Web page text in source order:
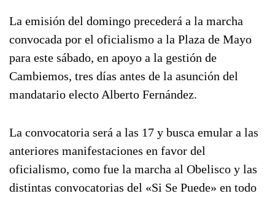
La emisión del domingo precederá a la marcha
convocada por el oficialismo a la Plaza de Mayo
para este sábado, en apoyo a la gestión de
Cambiemos, tres días antes de la asunción del
mandatario electo Alberto Fernández.
La convocatoria será a las 17 y busca emular a las
anteriores manifestaciones en favor del
oficialismo, como fue la marcha al Obelisco y las
distintas convocatorias del «Si Se Puede» en todo